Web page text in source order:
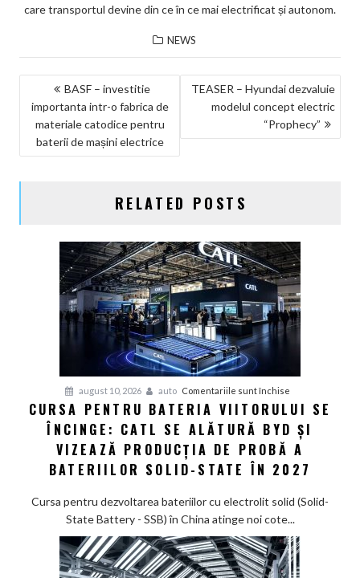
care transportul devine din ce în ce mai electrificat și autonom.
NEWS
NAVIGARE
ÎN
ARTICOLE
BASF – investitie
importanta intr-o fabrica de
materiale catodice pentru
baterii de mașini electrice
TEASER – Hyundai dezvaluie
modelul concept electric
“Prophecy”
RELATED POSTS
august 10, 2026 auto Comentariile sunt închise
Cursa
pentru
bateria
se
încinge:
alătură
BYD
CURSA PENTRU BATERIA VIITORULUI SE
ÎNCINGE: CATL SE ALĂTURĂ BYD ȘI
VIZEAZĂ PRODUCȚIA DE PROBĂ A
BATERIILOR SOLID-STATE ÎN 2027
Cursa pentru dezvoltarea bateriilor cu electrolit solid (Solid-
State Battery - SSB) în China atinge noi cote...